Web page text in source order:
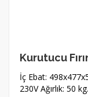
Kurutucu
İç Ebat:
230V Ağırlık: 50 kg.